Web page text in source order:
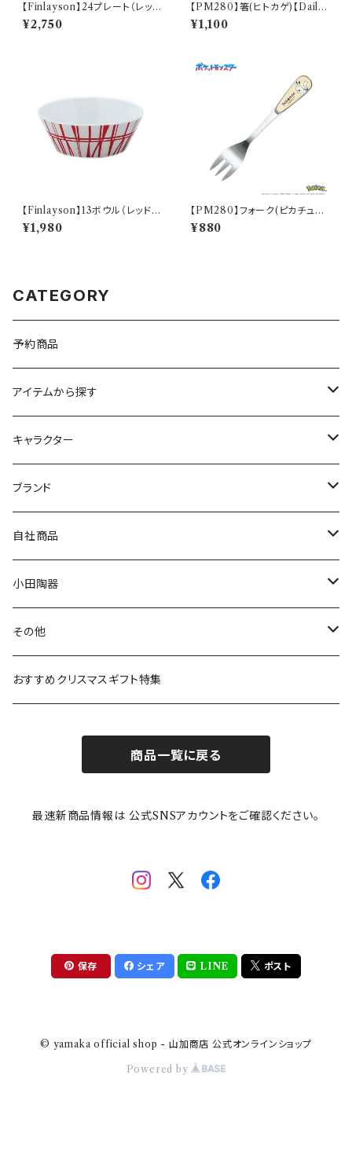
【Finlayson】24プレート（レッ
ド）【コロナ】
¥2,750
【PM280】箸(ヒトカゲ)【Daily
Sketch】PM282-840
¥1,100
【Finlayson】13ボウル（レッド）
【コロナ】
¥1,980
【PM280】フォーク(ピカチュウ)
【Daily Sketch】PM284-851
¥880
CATEGORY
予約商品
アイテムから探す
九谷焼
マグ＆カップ
プレート
ボウル
ガラスウェア
カトラリー
キャラクター
ムーミン
80th記念アイテム
リトルミイの日記念アイテム
MOOMIN ANIMATION
スヌーピー
ピーターラビット
ポケットモンスター
mofusand（モフサンド）
mofsand×日比谷花壇
ちびまる子ちゃんandクレヨンしんちゃん
ブランド
LA AMYS(エミーズ)
LISA LARSON(リサラーソン)
LAURA ASHLEY(ローラ アシュレイ)
Finlayson(フィンレイソン)
HANAE MORI(ハナエモリ)
THE BEATLES(ザ・ビートルズ)
【山加商店×yaeko】migratory bird
自社商品
ねこ企画
Cecera(セセラ)
CELEC(セレック)
隅切り重箱
HAPPY DINING(ハッピーダイニング)
小田陶器
さざなみ
吉祥
メイメイウェア
SoSo(ソソ）
その他
リサイクル食器
おすすめクリスマスギフト特集
商品一覧に戻る
最速新商品情報は 公式SNSアカウントをご確認ください。
保存 シェア LINE ポスト
© yamaka official shop - 山加商店 公式オンラインショップ
Powered by